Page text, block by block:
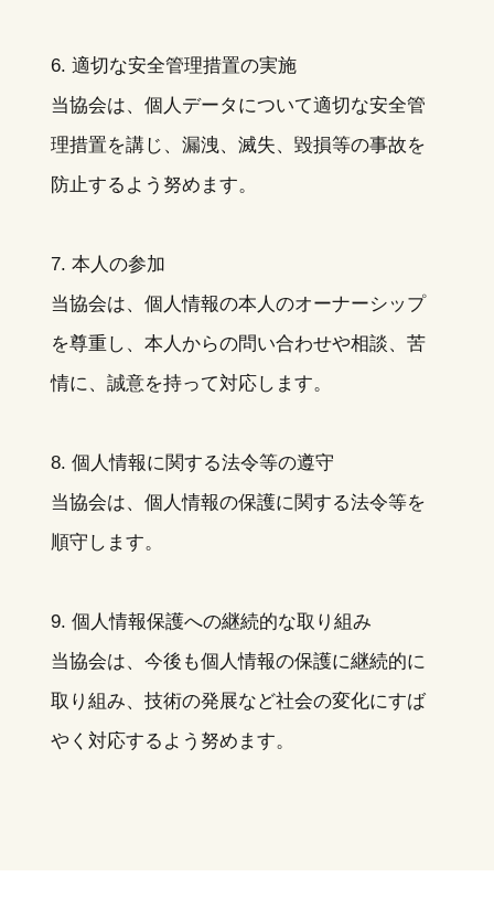
6. 適切な安全管理措置の実施
当協会は、個人データについて適切な安全管
理措置を講じ、漏洩、滅失、毀損等の事故を
防止するよう努めます。
7. 本人の参加
当協会は、個人情報の本人のオーナーシップ
を尊重し、本人からの問い合わせや相談、苦
情に、誠意を持って対応します。
8. 個人情報に関する法令等の遵守
当協会は、個人情報の保護に関する法令等を
順守します。
9. 個人情報保護への継続的な取り組み
当協会は、今後も個人情報の保護に継続的に
取り組み、技術の発展など社会の変化にすば
やく対応するよう努めます。